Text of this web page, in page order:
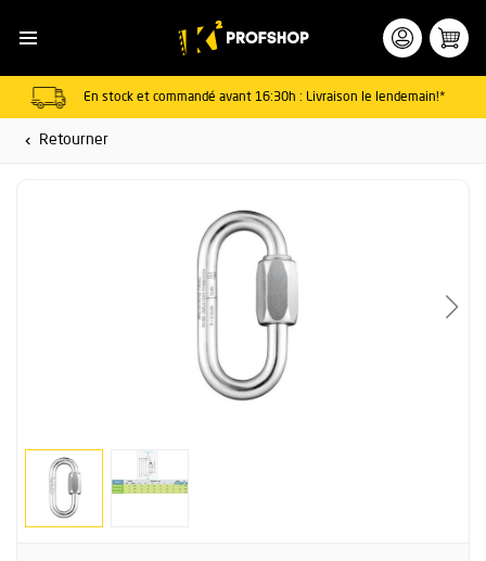
En stock et commandé avant 16:30h : Livraison le lendemain!*
Retourner